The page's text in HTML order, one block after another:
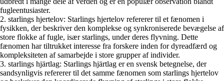
fugleentusiaster.
2. starlings hjertelov: Starlings hjertelov refererer til et fænomen i
fysikken, der beskriver den komplekse og synkroniserede bevægelse af
store flokke af fugle, især starlings, under deres flyvning. Dette
fænomen har tiltrukket interesse fra forskere inden for dyreadfærd og
kompleksiteten af samarbejde i store grupper af individer.
3. starlings hjärtlag: Starlings hjärtlag er en svensk betegnelse, der
sandsynligvis refererer til det samme fænomen som starlings hjertelov